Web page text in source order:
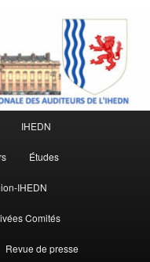
IHEDN
Études
IHEDN
Comités
Revue de presse